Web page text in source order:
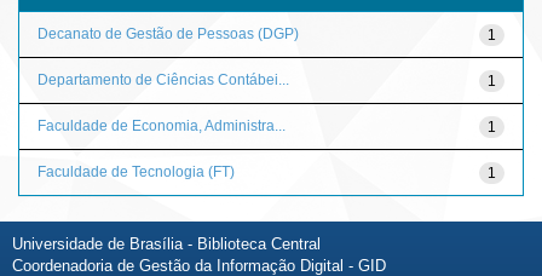
1
Decanato de Gestão de Pessoas (DGP)
1
Departamento de Ciências Contábei...
1
Faculdade de Economia, Administra...
1
Faculdade de Tecnologia (FT)
Universidade de Brasília - Biblioteca Central
Coordenadoria de Gestão da Informação Digital - GID